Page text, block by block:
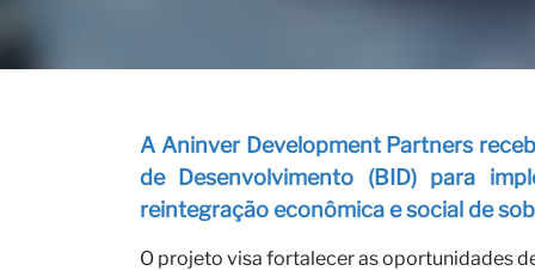
A Aninver Development Partners
de Desenvolvimento (BID) para
reintegração econômica e social de
O projeto visa fortalecer as oportunidades